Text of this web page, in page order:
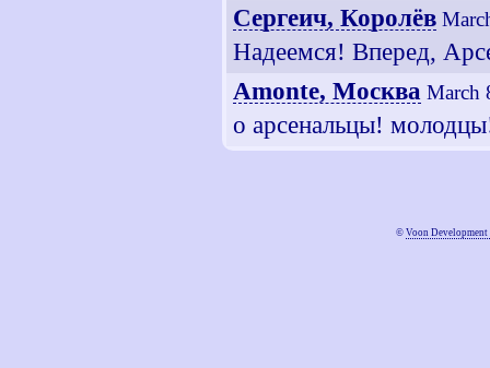
Сергеич, Королёв
Надеемся! Вперед,
Amonte, Москва March
о арсенальцы!
© Voon Development